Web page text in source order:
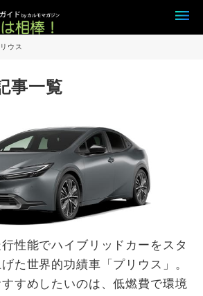
ウス
事一覧
性能でハイブリッドカーをスタ
た世界的功績車「プリウス」。
すめしたいのは、低燃費で環境